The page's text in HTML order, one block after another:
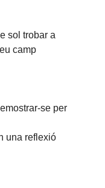
sol trobar a
camp
se per
una reflexió